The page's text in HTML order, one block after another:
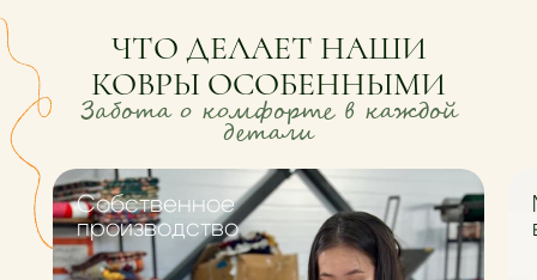
Забота о комфорте в каждой
детали
ЧТО ДЕЛАЕТ НАШИ
КОВРЫ ОСОБЕННЫМИ
Cобственное
производство